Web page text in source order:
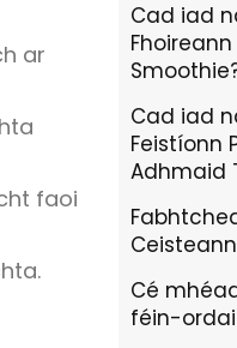
ar
faoi
Cad iad
Cad iad
Feistíonn
Adhmaid
Cé
féin-